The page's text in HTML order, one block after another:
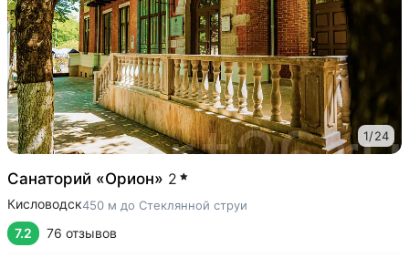
1/24
Санаторий «Орион» 2
Кисловодск450 м до Стеклянной струи
7.2 76 отзывов